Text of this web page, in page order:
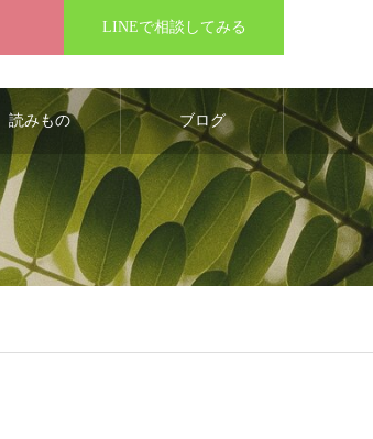
LINEで相談してみる
読みもの ブログ